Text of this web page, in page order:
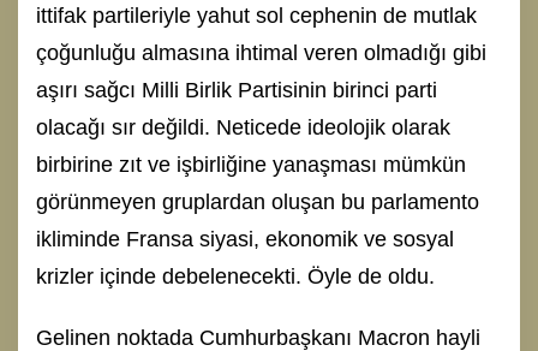
ittifak partileriyle yahut sol cephenin de mutlak
çoğunluğu almasına ihtimal veren olmadığı gibi
aşırı sağcı Milli Birlik Partisinin birinci parti
olacağı sır değildi. Neticede ideolojik olarak
birbirine zıt ve işbirliğine yanaşması mümkün
görünmeyen gruplardan oluşan bu parlamento
ikliminde Fransa siyasi, ekonomik ve sosyal
krizler içinde debelenecekti. Öyle de oldu.
Gelinen noktada Cumhurbaşkanı Macron hayli